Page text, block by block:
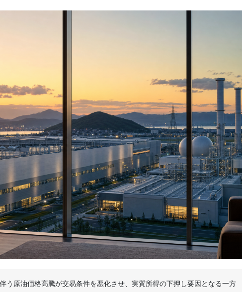
う原油価格高騰が交易条件を悪化させ、実質所得の下押し要因となる一方